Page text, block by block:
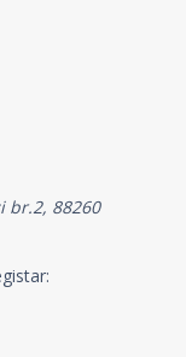
br.2, 88260